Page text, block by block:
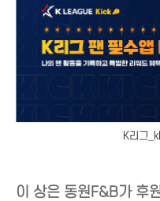
K리그
이 상은 동원F&B가 후